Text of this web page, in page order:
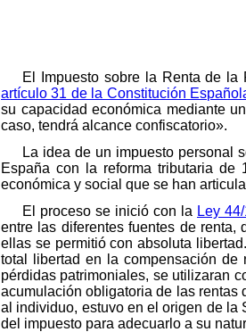
El Impuesto sobre la Renta de la
artículo 31 de la Constitución
su capacidad económica mediante
caso, tendrá alcance confiscatorio».
La idea de un impuesto personal
España con la reforma tributaria
económica y social que se han
El proceso se inició con la Ley
entre las diferentes fuentes de
ellas se permitió con absoluta
total libertad en la compensación
pérdidas patrimoniales, se utilizaran
acumulación obligatoria de las rentas
al individuo, estuvo en el origen de la
del impuesto para adecuarlo a su